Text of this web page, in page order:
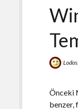
Önceki
benzer,